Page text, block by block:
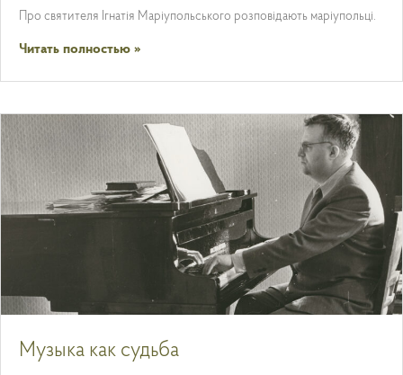
Про святителя Ігнатія Маріупольського розповідають маріупольці.
Читать полностью »
Музыка как судьба